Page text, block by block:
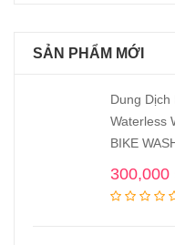
SẢN PHẨM MỚI
Dung Dịch
Waterless
BIKE
300,000